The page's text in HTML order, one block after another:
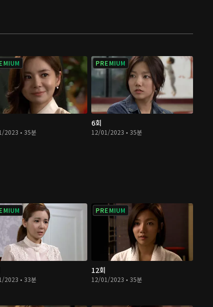
2023 • 35분
PREMIUM
6회
12/01/2023 • 35분
2023 • 33분
PREMIUM
12회
12/01/2023 • 35분